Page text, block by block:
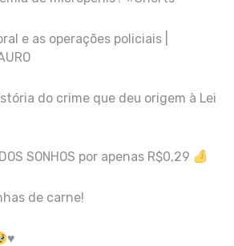
e as operações policiais |
do crime que deu origem à Lei
SONHOS por apenas R$0,29
de carne!
♥️